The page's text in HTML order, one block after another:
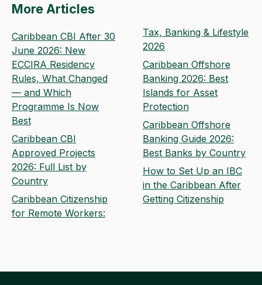
More Articles
Caribbean CBI After 30
June 2026: New
ECCIRA Residency
Rules, What Changed
— and Which
Programme Is Now
Best
Caribbean CBI
Approved Projects
2026: Full List by
Country
Caribbean Citizenship
for Remote Workers:
Tax, Banking & Lifestyle
2026
Caribbean Offshore
Banking 2026: Best
Islands for Asset
Protection
Caribbean Offshore
Banking Guide 2026:
Best Banks by Country
How to Set Up an IBC
in the Caribbean After
Getting Citizenship